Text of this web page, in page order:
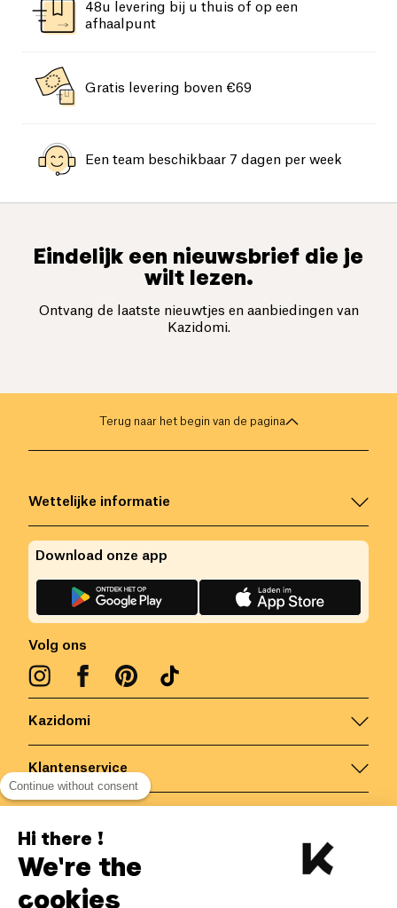
48u levering bij u thuis of op een
afhaalpunt
Gratis levering boven €69
Een team beschikbaar 7 dagen per week
Eindelijk een nieuwsbrief die je
wilt lezen.
Ontvang de laatste nieuwtjes en aanbiedingen van
Kazidomi.
Terug naar het begin van de pagina
Kazidomi
Klantenservice
Wettelijke informatie
Volg ons
Download onze app
België/ NL
Continue without consent
Hi there !
We're the
cookies